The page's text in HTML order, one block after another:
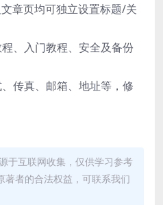
章页均可独立设置标题/关
、入门教程、安全及备份
传真、邮箱、地址等，修
于互联网收集，仅供学习参考
著者的合法权益，可联系我们